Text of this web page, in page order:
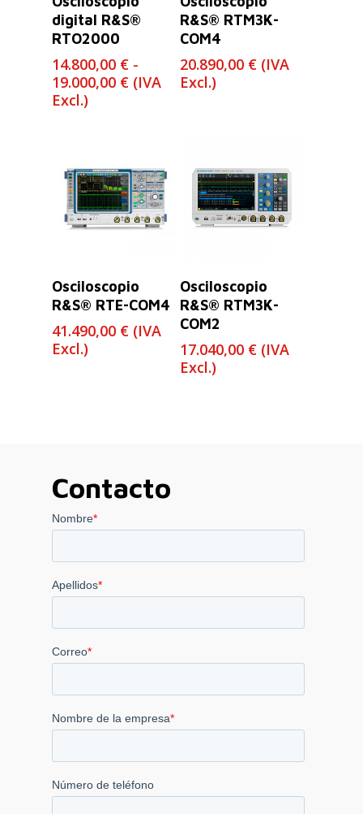
Opciones
digital R&S®
RTO2000
14.800,00 € -
19.000,00 €Rango
hasta
19.000,00 €
(IVA
Excl.)
R&S® RTM3K-
COM4
20.890,00 € (IVA
Excl.)
Osciloscopio
R&S® RTE-COM4
41.490,00 € (IVA
Excl.)
Osciloscopio
R&S® RTM3K-
COM2
17.040,00 € (IVA
Excl.)
Contacto